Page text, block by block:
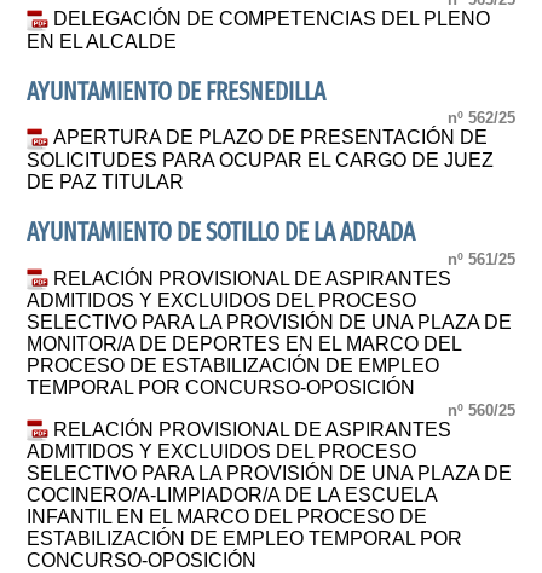
DELEGACIÓN DE COMPETENCIAS DEL PLENO
EN EL ALCALDE
AYUNTAMIENTO DE FRESNEDILLA
nº 562/25
APERTURA DE PLAZO DE PRESENTACIÓN DE
SOLICITUDES PARA OCUPAR EL CARGO DE JUEZ
DE PAZ TITULAR
AYUNTAMIENTO DE SOTILLO DE LA ADRADA
nº 561/25
RELACIÓN PROVISIONAL DE ASPIRANTES
ADMITIDOS Y EXCLUIDOS DEL PROCESO
SELECTIVO PARA LA PROVISIÓN DE UNA PLAZA DE
MONITOR/A DE DEPORTES EN EL MARCO DEL
PROCESO DE ESTABILIZACIÓN DE EMPLEO
TEMPORAL POR CONCURSO-OPOSICIÓN
nº 560/25
RELACIÓN PROVISIONAL DE ASPIRANTES
ADMITIDOS Y EXCLUIDOS DEL PROCESO
SELECTIVO PARA LA PROVISIÓN DE UNA PLAZA DE
COCINERO/A-LIMPIADOR/A DE LA ESCUELA
INFANTIL EN EL MARCO DEL PROCESO DE
ESTABILIZACIÓN DE EMPLEO TEMPORAL POR
CONCURSO-OPOSICIÓN